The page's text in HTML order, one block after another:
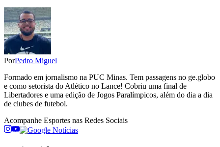
PorPedro Miguel
Formado em jornalismo na PUC Minas. Tem passagens no ge.globo
e como setorista do Atlético no Lance! Cobriu uma final de
Libertadores e uma edição de Jogos Paralímpicos, além do dia a dia
de clubes de futebol.
Acompanhe Esportes nas Redes Sociais